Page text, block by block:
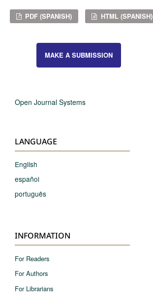
PDF (SPANISH) HTML (SPANISH)
MAKE A SUBMISSION
Open Journal Systems
LANGUAGE
English
español
português
INFORMATION
For Readers
For Authors
For Librarians